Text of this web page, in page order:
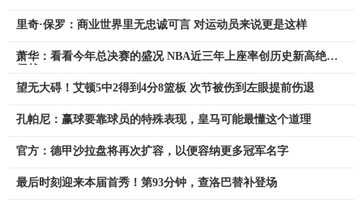
里奇·保罗：商业世界里无忠诚可言 对运动员来说更是这样
萧华：看看今年总决赛的盛况 NBA近三年上座率创历史新高绝非
望无大碍！艾顿5中2得到4分8篮板 次节被伤到左眼提前伤退
孔帕尼：赢球要靠球员的特殊表现，皇马可能最懂这个道理
官方：德甲沙拉盘将再次扩容，以便容纳更多冠军名字
最后时刻迎来本届首秀！第93分钟，查洛巴替补登场